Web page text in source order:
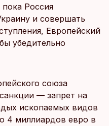
Россия
и совершать
Европейский
убедительно
союза
— запрет на
ископаемых видов
4 миллиардов евро в